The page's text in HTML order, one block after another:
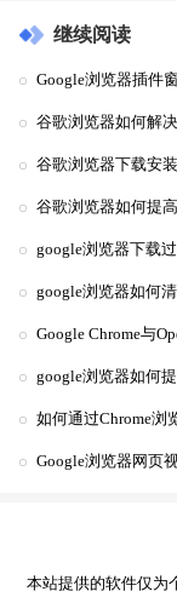
继续阅读
Google浏览器插件
谷歌浏览器如何解
谷歌浏览器下载安
谷歌浏览器如何提
google浏览器下载
google浏览器如何
Google Chrome与
google浏览器如何
如何通过Chrome浏
Google浏览器网页
本站提供的软件仅为